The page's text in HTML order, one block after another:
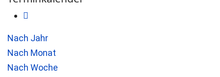
Nach Jahr
Nach Monat
Nach Woche